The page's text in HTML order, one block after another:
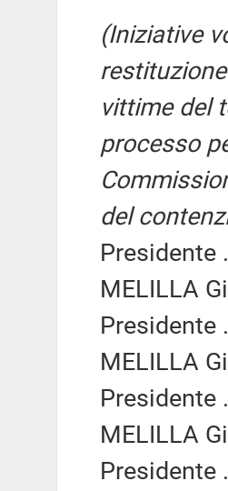
(Iniziative
vittime del
processo
del
Presidente
MELILLA
Presidente
MELILLA
Presidente
MELILLA
Presidente